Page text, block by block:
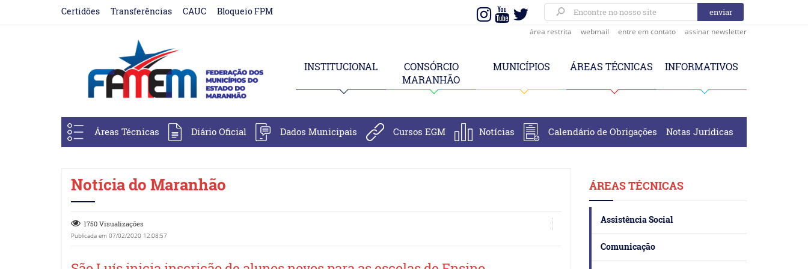
Certidões Transferências CAUC Bloqueio FPM
área restrita webmail entre em contato assinar newsletter
INSTITUCIONAL
CONSÓRCIO
MARANHÃO
MUNICÍPIOS ÁREAS TÉCNICAS INFORMATIVOS
Áreas Técnicas Diário Oficial Dados Municipais Cursos EGM Notícias Calendário de Obrigações Notas Jurídicas
Notícia do Maranhão
1750 Visualizações
Publicada em 07/02/2020 12:08:57
ÁREAS TÉCNICAS
Assistência Social
Comunicação